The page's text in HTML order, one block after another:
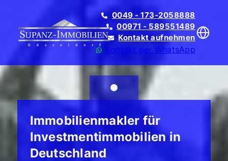
0049 - 173-2058888
00971 - 589551489
Kontakt aufnehmen
Kontakt per WhatsApp
Translate
Immobilienmakler für
Investmentimmobilien in
Deutschland